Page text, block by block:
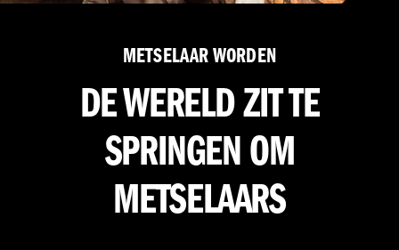
METSELAAR WORDEN
DE WERELD ZIT TE
SPRINGEN OM
METSELAARS